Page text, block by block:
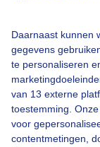
Daarnaast kunnen
gegevens
te personaliseren
van 13 externe
toestemming.
voor
contentmetingen,
Over